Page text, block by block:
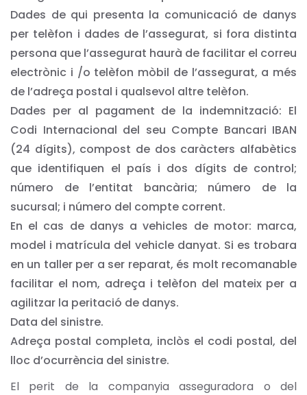
Dades de qui presenta la comunicació de danys
per telèfon i dades de l’assegurat, si fora distinta
persona que l’assegurat haurà de facilitar el correu
electrònic i /o telèfon mòbil de l’assegurat, a més
de l’adreça postal i qualsevol altre telèfon.
Dades per al pagament de la indemnització: El
Codi Internacional del seu Compte Bancari IBAN
(24 dígits), compost de dos caràcters alfabètics
que identifiquen el país i dos dígits de control;
número de l’entitat bancària; número de la
sucursal; i número del compte corrent.
En el cas de danys a vehicles de motor: marca,
model i matrícula del vehicle danyat. Si es trobara
en un taller per a ser reparat, és molt recomanable
facilitar el nom, adreça i telèfon del mateix per a
agilitzar la peritació de danys.
Data del sinistre.
Adreça postal completa, inclòs el codi postal, del
lloc d’ocurrència del sinistre.
El perit de la companyia asseguradora o del